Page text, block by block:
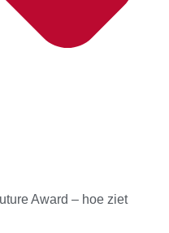
Award – hoe ziet